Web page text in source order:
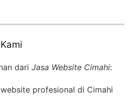
dari Jasa Website Cimahi:
profesional di Cimahi